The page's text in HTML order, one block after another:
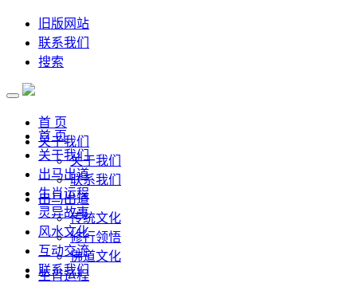
旧版网站
联系我们
搜索
首 页
关于我们
关于我们
联系我们
出马出道
传统文化
修行领悟
佛道文化
生肖运程
首 页
关于我们
出马出道
生肖运程
灵异故事
风水文化
互动交流
联系我们